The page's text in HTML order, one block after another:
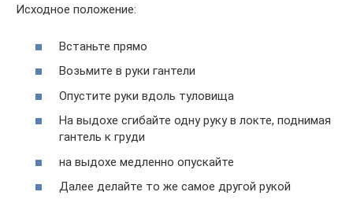
Исходное положение:
Встаньте прямо
Возьмите в руки гантели
Опустите руки вдоль туловища
На выдохе сгибайте одну руку в локте, поднимая
гантель к груди
на выдохе медленно опускайте
Далее делайте то же самое другой рукой